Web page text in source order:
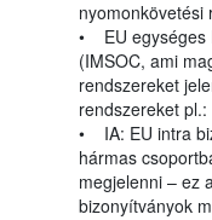
nyomonkövetési
• EU egységes
(IMSOC, ami
rendszereket
rendszereket
• IA: EU intra
hármas
megjelenni – ez
bizonyítványok